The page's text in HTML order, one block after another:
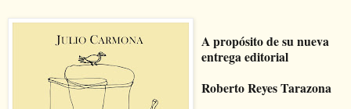
A propósito de su nueva
entrega editorial
Roberto Reyes Tarazona